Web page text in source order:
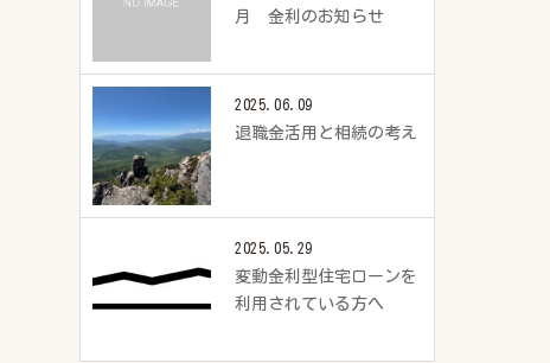
月 金利のお知らせ
2025.06.09
退職金活用と相続の考え
2025.05.29
変動金利型住宅ローンを
利用されている方へ